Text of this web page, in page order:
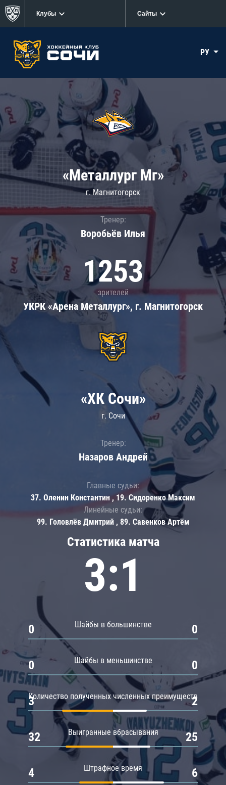
Клубы Сайты
РУ
«Металлург Мг»
г. Магнитогорск
Тренер:
Воробьёв Илья
1253
зрителей
УКРК «Арена Металлург», г. Магнитогорск
Статистика матча
3:1
Шайбы в большинстве
0 0
Шайбы в меньшинстве
0 0
Количество полученных численных преимуществ
3 2
Выигранные вбрасывания
32 25
Штрафное время
4 6
«ХК Сочи»
г. Сочи
Тренер:
Назаров Андрей
Главные судьи:
37. Оленин Константин , 19. Сидоренко Максим
Линейные судьи:
99. Головлёв Дмитрий , 89. Савенков Артём